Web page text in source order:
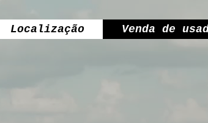
Localização Venda de